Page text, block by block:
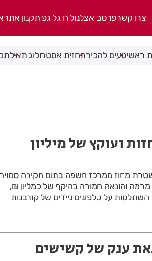
צרו קשרפרסם אצלנולוח גל גפןתקנון אתר
ראשיטעים להכירתחזית אסטרולוגיתאילת
ועוקץ של מיליון
מחוז ממרכז חשפה בתום חקירה
מרמה והונאה חמורה בהיקף של כמליון ₪,
על טלפונים ניידים של קורבנות
ענק של קשישים